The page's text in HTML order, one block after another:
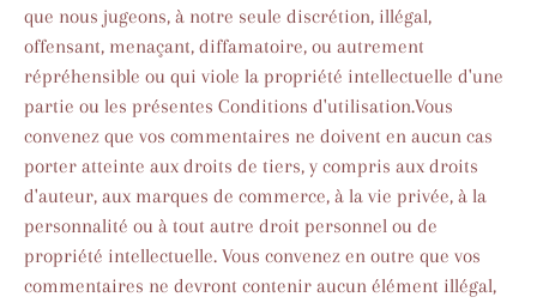
que nous jugeons, à notre seule discrétion, illégal,
offensant, menaçant, diffamatoire, ou autrement
répréhensible ou qui viole la propriété intellectuelle d'une
partie ou les présentes Conditions d'utilisation.Vous
convenez que vos commentaires ne doivent en aucun cas
porter atteinte aux droits de tiers, y compris aux droits
d'auteur, aux marques de commerce, à la vie privée, à la
personnalité ou à tout autre droit personnel ou de
propriété intellectuelle. Vous convenez en outre que vos
commentaires ne devront contenir aucun élément illégal,